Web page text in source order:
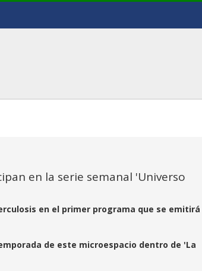
en la serie semanal 'Universo
en el primer programa que se emitirá
de este microespacio dentro de 'La